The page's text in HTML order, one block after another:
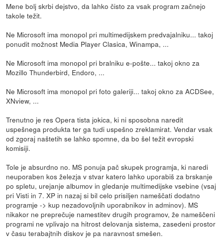
Mene bolj skrbi dejstvo, da lahko čisto za vsak program začnejo
takole težit.
Ne Microsoft ima monopol pri multimedijskem predvajalniku... takoj
ponudit možnost Media Player Clasica, Winampa, ...
Ne Microsoft ima monopol pri bralniku e-pošte... takoj okno za
Mozillo Thunderbird, Endoro, ...
Ne Microsoft ima monopol pri foto galeriji... takoj okno za ACDSee,
XNview, ...
Trenutno je res Opera tista jokica, ki ni sposobna naredit
uspešnega produkta ter ga tudi uspešno zreklamirat. Vendar vsak
od zgoraj naštetih se lahko spomne, da bo šel težit evropski
komisiji.
Tole je absurdno no. MS ponuja pač skupek programja, ki naredi
neuporaben kos železja v stvar katero lahko uporabiš za brskanje
po spletu, urejanje albumov in gledanje multimedijske vsebine (vsaj
pri Visti in 7. XP in nazaj si bil celo prisiljen nameščati dodatno
programje -> kup nezadovoljnih uporabnikov in adminov). MS
nikakor ne preprečuje namestitev drugih programov, že nameščeni
programi ne vplivajo na hitrost delovanja sistema, zasedeni prostor
v času terabajtnih diskov je pa naravnost smešen.